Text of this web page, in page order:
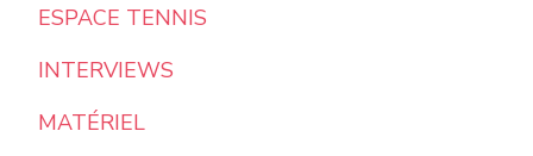
ESPACE TENNIS
INTERVIEWS
MATÉRIEL